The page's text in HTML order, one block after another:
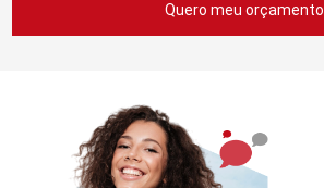
Quero meu orçamento